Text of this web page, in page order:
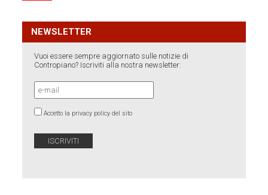
NEWSLETTER
Vuoi essere sempre aggiornato sulle notizie di
Contropiano? Iscriviti alla nostra newsletter:
Accetto la privacy policy del sito